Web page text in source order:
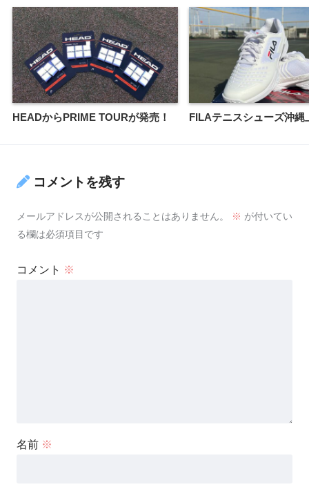
HEADからPRIME TOURが発売！ FILAテニスシューズ沖縄
コメントを残す
メールアドレスが公開されることはありません。 ※ が付いてい
る欄は必須項目です
コメント ※
名前 ※